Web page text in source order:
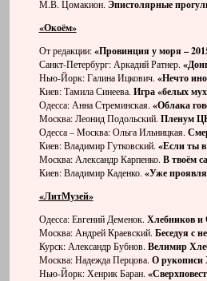
М.В. Цомакион. Эпистолярные
«Окоём»
От редакции:«Провинция у моря –
Санкт-Петербург: Аркадий Ратнер. «
Нью-Йорк: Галина Ицкович. «Нечто
Киев: Тамила Синеева. Игра «белых
Одесса: Анна Стреминская. «Облака
Москва: Леонид Подольский. Пленум
Одесса – Москва: Ольга Ильницкая.
Киев: Владимир Гутковский. «Если ты
Москва: Александр Карпенко. В твоём
Киев: Владимир Каденко. «Уже
«ЛитМузей»
Одесса: Евгений Деменок. Хлебников и
Москва: Андрей Краевский. Беседуя с
Курск: Александр Бубнов. Велимир
Москва: Надежда Перцова. О рукописи
Нью-Йорк: Хенрик Баран.